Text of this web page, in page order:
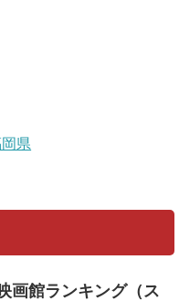
県
画館ランキング（ス